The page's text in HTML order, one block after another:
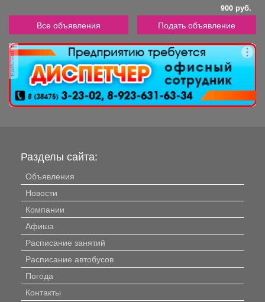
900 руб.
Все объявления Подать объявление
реклама
Разделы сайта:
Объявления
Новости
Компании
Афиша
Расписание занятий
Расписание автобусов
Погода
Контакты